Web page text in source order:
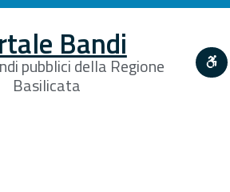
Bandi
pubblici della Regione
Basilicata